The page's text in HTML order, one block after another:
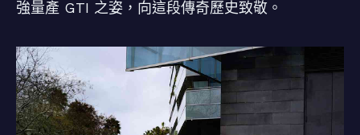
強量產 GTI 之姿，向這段傳奇歷史致敬。